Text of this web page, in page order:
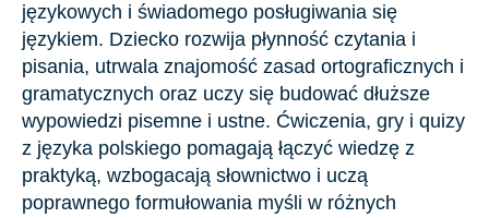
językowych i świadomego posługiwania się
językiem. Dziecko rozwija płynność czytania i
pisania, utrwala znajomość zasad ortograficznych i
gramatycznych oraz uczy się budować dłuższe
wypowiedzi pisemne i ustne. Ćwiczenia, gry i quizy
z języka polskiego pomagają łączyć wiedzę z
praktyką, wzbogacają słownictwo i uczą
poprawnego formułowania myśli w różnych